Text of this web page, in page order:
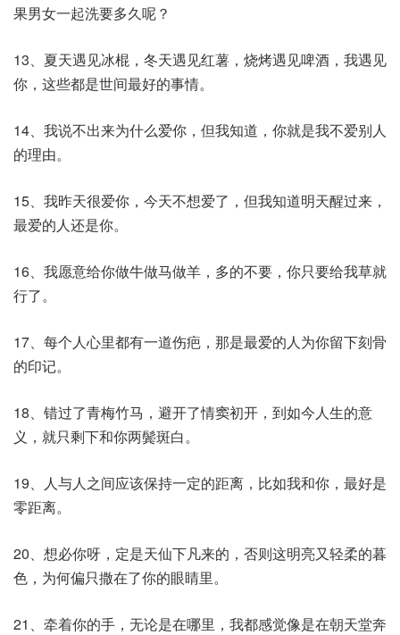
果男女一起洗要多久呢？
13、夏天遇见冰棍，冬天遇见红薯，烧烤遇见啤酒，我遇见
你，这些都是世间最好的事情。
14、我说不出来为什么爱你，但我知道，你就是我不爱别人
的理由。
15、我昨天很爱你，今天不想爱了，但我知道明天醒过来，
最爱的人还是你。
16、我愿意给你做牛做马做羊，多的不要，你只要给我草就
行了。
17、每个人心里都有一道伤疤，那是最爱的人为你留下刻骨
的印记。
18、错过了青梅竹马，避开了情窦初开，到如今人生的意
义，就只剩下和你两鬓斑白。
19、人与人之间应该保持一定的距离，比如我和你，最好是
零距离。
20、想必你呀，定是天仙下凡来的，否则这明亮又轻柔的暮
色，为何偏只撒在了你的眼睛里。
21、牵着你的手，无论是在哪里，我都感觉像是在朝天堂奔